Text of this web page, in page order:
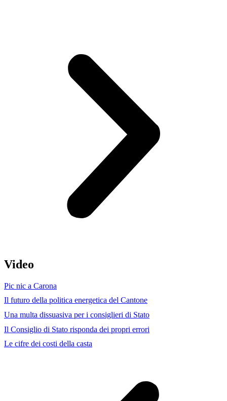
Video
Pic nic a Carona
Il futuro della politica energetica del Cantone
Una multa dissuasiva per i consiglieri di Stato
Il Consiglio di Stato risponda dei propri errori
Le cifre dei costi della casta